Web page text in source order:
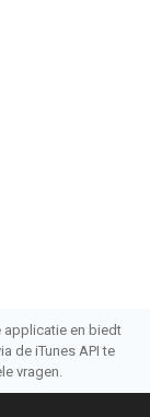
applicatie en biedt
de iTunes API te
vragen.